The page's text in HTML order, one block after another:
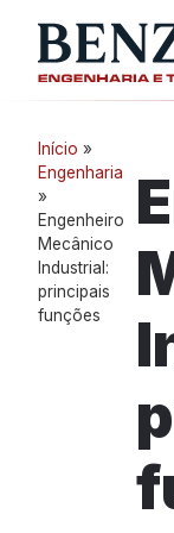
Início »
Engenharia
»
Engenheiro
Mecânico
Industrial:
principais
funções